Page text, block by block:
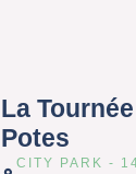
La Tournée
Potes
CITY PARK -